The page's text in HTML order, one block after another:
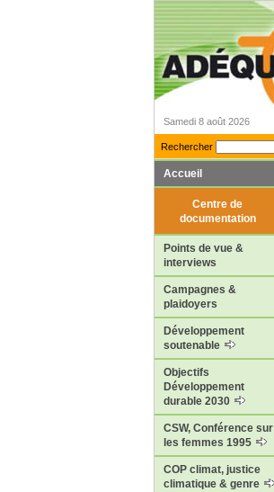
Samedi 8 août 2026
Rechercher
Accueil
Centre de
documentation
Points de vue &
interviews
Campagnes &
plaidoyers
Développement
soutenable
Objectifs
Développement
durable 2030
CSW, Conférence sur
les femmes 1995
COP climat, justice
climatique & genre